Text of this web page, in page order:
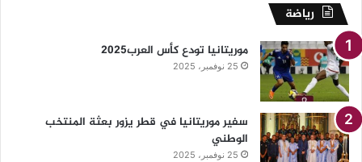
رياضة
موريتانيا تودع كأس العرب2025
25 نوفمبر، 2025
سفير موريتانيا في قطر يزور بعثة المنتخب
الوطني
25 نوفمبر، 2025